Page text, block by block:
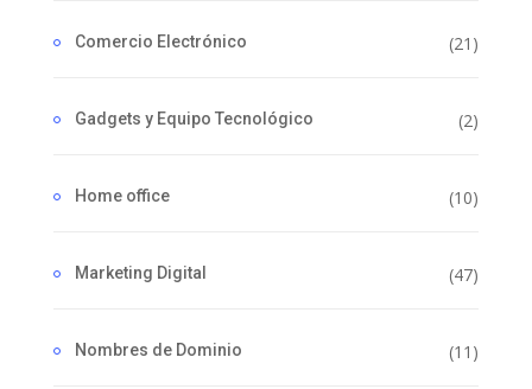
Comercio Electrónico (21)
Gadgets y Equipo Tecnológico (2)
Home office (10)
Marketing Digital (47)
Nombres de Dominio (11)